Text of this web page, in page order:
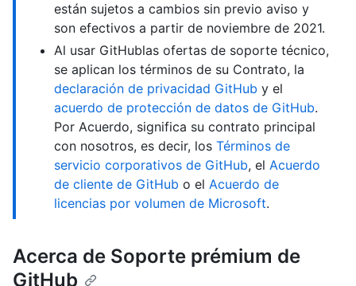
están sujetos a cambios sin previo aviso y
son efectivos a partir de noviembre de 2021.
Al usar GitHublas ofertas de soporte técnico,
se aplican los términos de su Contrato, la
declaración de privacidad GitHub y el
acuerdo de protección de datos de GitHub.
Por Acuerdo, significa su contrato principal
con nosotros, es decir, los Términos de
servicio corporativos de GitHub, el Acuerdo
de cliente de GitHub o el Acuerdo de
licencias por volumen de Microsoft.
Acerca de Soporte prémium de
GitHub